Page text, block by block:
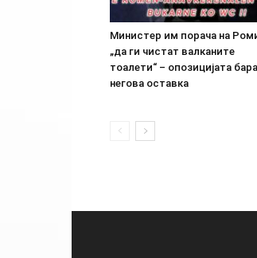
Министер им порача на
„да ги чистат валканите
тоалети“ – опозицијата бара
негова оставка